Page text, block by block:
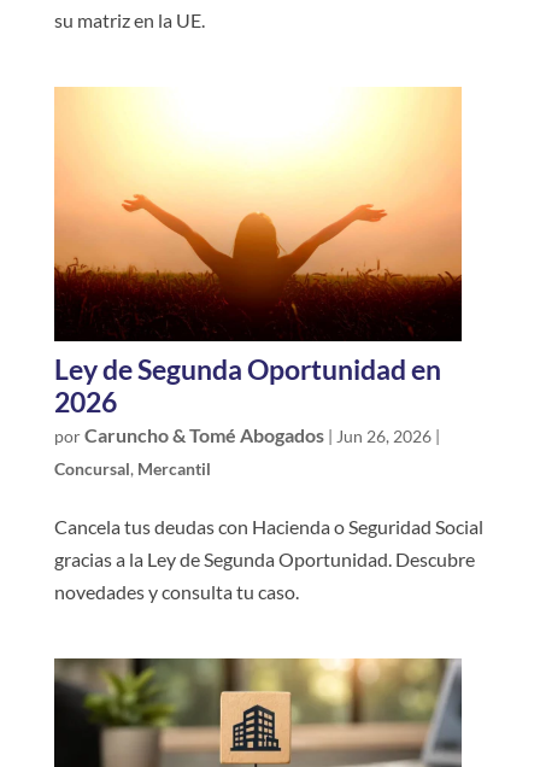
su matriz en la UE.
Ley de Segunda Oportunidad en
2026
porCaruncho & Tomé Abogados| Jun 26, 2026|
Concursal, Mercantil
Cancela tus deudas con Hacienda o Seguridad Social
gracias a la Ley de Segunda Oportunidad. Descubre
novedades y consulta tu caso.